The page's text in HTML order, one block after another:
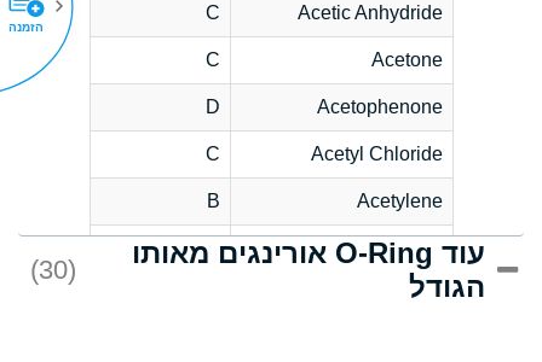
Acetic Anhydride
C
Acetone
C
Acetophenone
D
Acetyl Chloride
C
Acetylene
B
Acrlylonitrile
D
Adipic Acid
עוד O-Ring אורינגים מאותו
הגודל
(30)
הזמנה